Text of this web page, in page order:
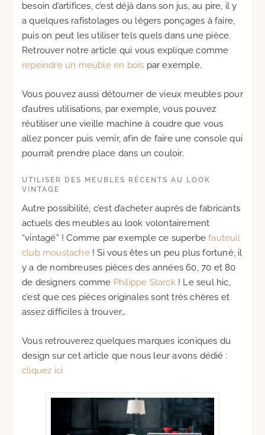
besoin d’artifices, c’est déjà dans son jus, au pire, il y
a quelques rafistolages ou légers ponçages à faire,
puis on peut les utiliser tels quels dans une pièce.
Retrouver notre article qui vous explique comme
repeindre un meuble en bois par exemple.
Vous pouvez aussi détourner de vieux meubles pour
d’autres utilisations, par exemple, vous pouvez
réutiliser une vieille machine à coudre que vous
allez poncer puis vernir, afin de faire une console qui
pourrait prendre place dans un couloir.
UTILISER DES MEUBLES RÉCENTS AU LOOK
VINTAGE
Autre possibilité, c’est d’acheter auprès de fabricants
actuels des meubles au look volontairement
“vintagé” ! Comme par exemple ce superbefauteuil
club moustache! Si vous êtes un peu plus fortuné, il
y a de nombreuses pièces des années 60, 70 et 80
de designers comme Philippe Starck! Le seul hic,
c’est que ces pièces originales sont très chères et
assez difficiles à trouver…
Vous retrouverez quelques marques iconiques du
design sur cet article que nous leur avons dédié :
cliquez ici